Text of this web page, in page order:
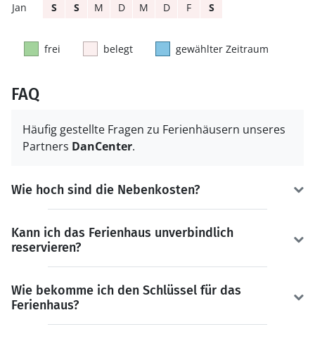
S
S M D M D F S
frei belegt gewählter Zeitraum
FAQ
Häufig gestellte Fragen zu Ferienhäusern unseres
Partners DanCenter.
Wie hoch sind die Nebenkosten?
Kann ich das Ferienhaus unverbindlich
reservieren?
Wie bekomme ich den Schlüssel für das
Ferienhaus?